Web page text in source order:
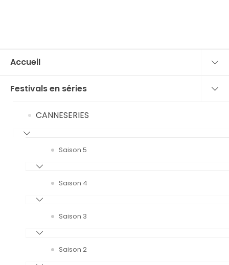
Accueil
Festivals en séries
CANNESERIES
Saison 5
Saison 4
Saison 3
Saison 2